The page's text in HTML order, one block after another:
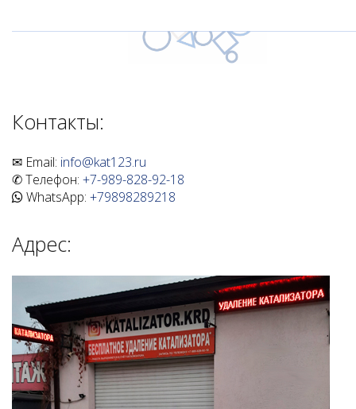
Контакты:
✉ Email: info@kat123.ru
✆ Телефон: +7-989-828-92-18
WhatsApp: +79898289218
Адрес: